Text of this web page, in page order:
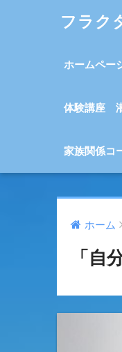
フラク
ホームペー
体験講座
家族関係コ
ホーム
「自